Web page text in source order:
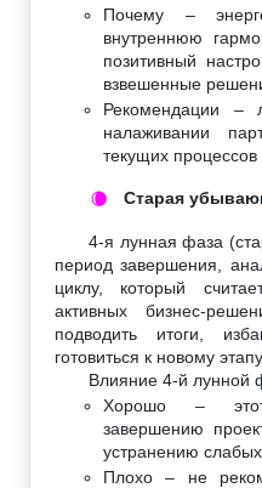
Почему –
внутреннюю
позитивный
взвешенные
Рекомендации –
налаживании
текущих
🌘 Старая
4-я лунная фаза
период завершения,
циклу, который
активных бизнес-
подводить итоги,
готовиться к новому этапу.
Влияние 4-й лунной
Хорошо – этот
завершению
устранению
Плохо – не